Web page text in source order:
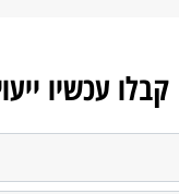
קבלו עכשיו